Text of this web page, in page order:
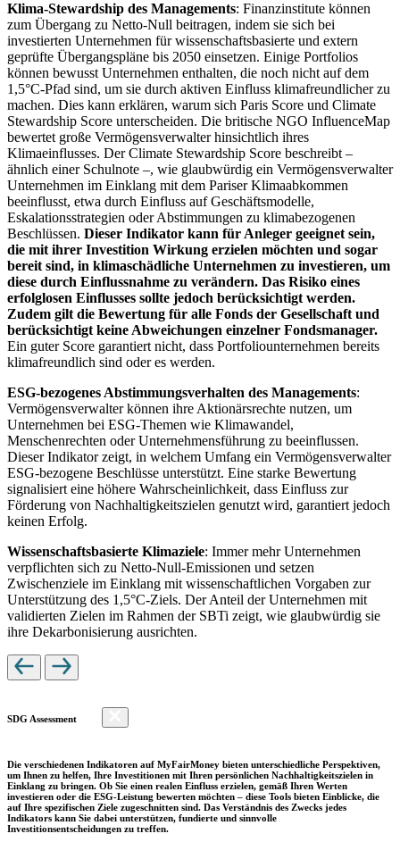
Klima-Stewardship des Managements: Finanzinstitute können
zum Übergang zu Netto-Null beitragen, indem sie sich bei
investierten Unternehmen für wissenschaftsbasierte und extern
geprüfte Übergangspläne bis 2050 einsetzen. Einige Portfolios
können bewusst Unternehmen enthalten, die noch nicht auf dem
1,5°C-Pfad sind, um sie durch aktiven Einfluss klimafreundlicher zu
machen. Dies kann erklären, warum sich Paris Score und Climate
Stewardship Score unterscheiden. Die britische NGO InfluenceMap
bewertet große Vermögensverwalter hinsichtlich ihres
Klimaeinflusses. Der Climate Stewardship Score beschreibt –
ähnlich einer Schulnote –, wie glaubwürdig ein Vermögensverwalter
Unternehmen im Einklang mit dem Pariser Klimaabkommen
beeinflusst, etwa durch Einfluss auf Geschäftsmodelle,
Eskalationsstrategien oder Abstimmungen zu klimabezogenen
Beschlüssen. Dieser Indikator kann für Anleger geeignet sein,
die mit ihrer Investition Wirkung erzielen möchten und sogar
bereit sind, in klimaschädliche Unternehmen zu investieren, um
diese durch Einflussnahme zu verändern. Das Risiko eines
erfolglosen Einflusses sollte jedoch berücksichtigt werden.
Zudem gilt die Bewertung für alle Fonds der Gesellschaft und
berücksichtigt keine Abweichungen einzelner Fondsmanager.
Ein guter Score garantiert nicht, dass Portfoliounternehmen bereits
klimafreundlich sind oder es werden.
ESG-bezogenes Abstimmungsverhalten des Managements:
Vermögensverwalter können ihre Aktionärsrechte nutzen, um
Unternehmen bei ESG-Themen wie Klimawandel,
Menschenrechten oder Unternehmensführung zu beeinflussen.
Dieser Indikator zeigt, in welchem Umfang ein Vermögensverwalter
ESG-bezogene Beschlüsse unterstützt. Eine starke Bewertung
signalisiert eine höhere Wahrscheinlichkeit, dass Einfluss zur
Förderung von Nachhaltigkeitszielen genutzt wird, garantiert jedoch
keinen Erfolg.
Wissenschaftsbasierte Klimaziele: Immer mehr Unternehmen
verpflichten sich zu Netto-Null-Emissionen und setzen
Zwischenziele im Einklang mit wissenschaftlichen Vorgaben zur
Unterstützung des 1,5°C-Ziels. Der Anteil der Unternehmen mit
validierten Zielen im Rahmen der SBTi zeigt, wie glaubwürdig sie
ihre Dekarbonisierung ausrichten.
SDG Assessment
Die verschiedenen Indikatoren auf MyFairMoney bieten unterschiedliche Perspektiven,
um Ihnen zu helfen, Ihre Investitionen mit Ihren persönlichen Nachhaltigkeitszielen in
Einklang zu bringen. Ob Sie einen realen Einfluss erzielen, gemäß Ihren Werten
investieren oder die ESG-Leistung bewerten möchten – diese Tools bieten Einblicke, die
auf Ihre spezifischen Ziele zugeschnitten sind. Das Verständnis des Zwecks jedes
Indikators kann Sie dabei unterstützen, fundierte und sinnvolle
Investitionsentscheidungen zu treffen.